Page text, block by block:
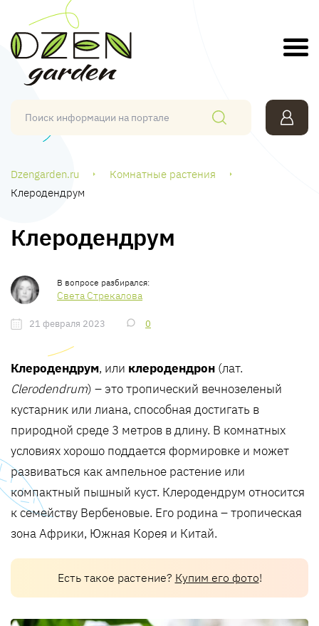
Dzengarden.ru
Комнатные растения
Клеродендрум
Клеродендрум
Света Стрекалова
21 февраля 2023 0
Клеродендрум, или клеродендрон (лат.
Clerodendrum) – это тропический вечнозеленый
кустарник или лиана, способная достигать в
природной среде 3 метров в длину. В комнатных
условиях хорошо поддается формировке и может
развиваться как ампельное растение или
компактный пышный куст. Клеродендрум относится
к семейству Вербеновые. Его родина – тропическая
зона Африки, Южная Корея и Китай.
Есть такое растение? Купим его фото!